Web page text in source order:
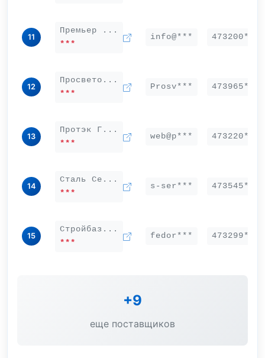
11
Премьер ...
***
info@*** 473200***
12
Просвето...
***
Prosv*** 473965***
13
Протэк Г...
***
web@p*** 473220***
14
Сталь Се...
***
s-ser*** 473545***
15
Стройбаз...
***
fedor*** 473299***
+9
еще поставщиков